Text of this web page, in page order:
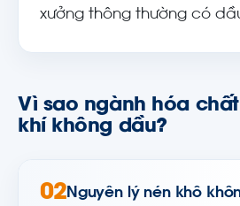
xưởng thông thường có
Vì sao ngành hóa
khí không dầu?
02Nguyên lý nén khô